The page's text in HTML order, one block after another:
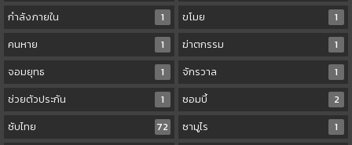
กำลังภายใน
1 ขโมย
1
คนหาย
1 ฆ่าตกรรม
1
จอมยุทธ
1 จักรวาล
1
ช่วยตัวประกัน
1 ซอมบี้
2
ซับไทย
72 ซามูไร
1